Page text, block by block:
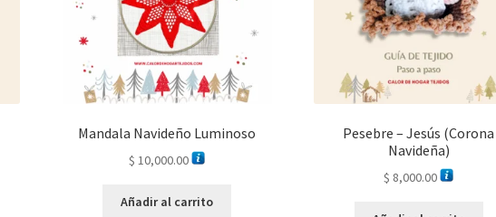
Mandala Navideño Luminoso
$ 10,000.00
Añadir al carrito
Pesebre – Jesús (Corona
Navideña)
$ 8,000.00